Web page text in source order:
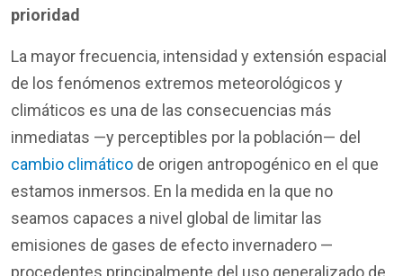
prioridad
La mayor frecuencia, intensidad y extensión espacial
de los fenómenos extremos meteorológicos y
climáticos es una de las consecuencias más
inmediatas —y perceptibles por la población— del
cambio climático de origen antropogénico en el que
estamos inmersos. En la medida en la que no
seamos capaces a nivel global de limitar las
emisiones de gases de efecto invernadero —
procedentes principalmente del uso generalizado de